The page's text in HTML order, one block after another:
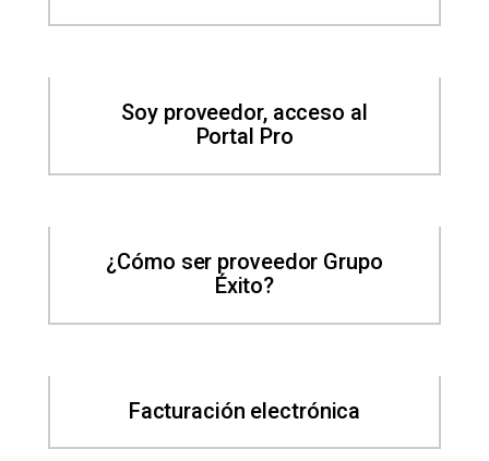
Soy proveedor, acceso al
Portal Pro
¿Cómo ser proveedor Grupo
Éxito?
Facturación electrónica